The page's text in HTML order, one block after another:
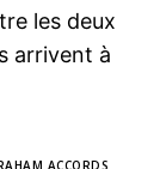
le
selon
les deux
arrivent à
ACCORDS